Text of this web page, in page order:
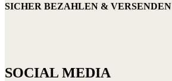
SICHER BEZAHLEN & VERSENDEN
SOCIAL MEDIA